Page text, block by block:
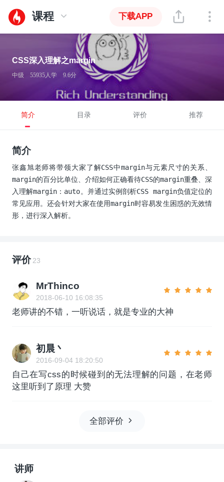
课程 下载APP
CSS深入理解之margin
中级 55935人学 9.6分
简介 目录 评价 推荐
简介
张鑫旭老师将带领大家了解CSS中margin与元素尺寸的关系、
margin的百分比单位、介绍如何正确看待CSS的margin重叠、深
入理解margin：auto。并通过实例剖析CSS margin负值定位的
常见应用。还会针对大家在使用margin时容易发生困惑的无效情
形，进行深入解析。
评价 23
MrThinco
2018-06-10 16:08:35
老师讲的不错，一听说话，就是专业的大神
初晨丶
2016-09-04 18:20:50
自己在写css的时候碰到的无法理解的问题，在老师
这里听到了原理 大赞
全部评价
讲师